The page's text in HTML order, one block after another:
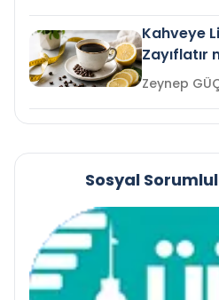
Kahveye
Zayıflatır
Sosyal